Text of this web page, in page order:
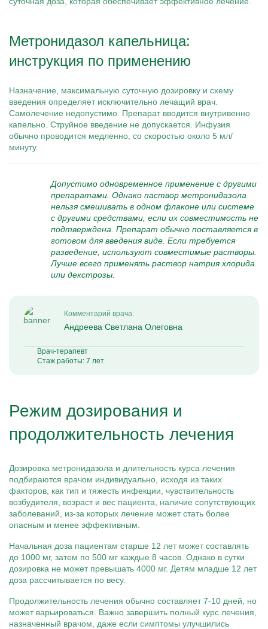
Метронидазол капельница:
инструкция по применению
Назначение, максимальную суточную дозировку и схему
введения определяет исключительно лечащий врач.
Самолечение недопустимо. Препарат вводится внутривенно
капельно. Струйное введение не допускается. Инфузия
обычно проводится медленно, со скоростью около 5 мл/
минуту.
Допустимо одновременное применение с другими
препаратами. Однако паствор метронидазола
нельзя смешивать в одном флаконе или системе
с другими средствами, если их совместимость не
подтверждена. Препарат обычно поставляется в
готовом для введения виде. Если требуется
разведение, используют совместимые растворы.
Лучше всего применять раствор натрия хлорида
или декстрозы.
Комментарий врача:
Андреева Светлана Олеговна
Врач-терапевт
Стаж работы: 7 лет
Режим дозирования и
продолжительность лечения
Дозировка метронидазола и длительность курса лечения
подбираются врачом индивидуально, исходя из таких
факторов, как тип и тяжесть инфекции, чувствительность
возбудителя, возраст и вес пациента, наличие сопутствующих
заболеваний, из-за которых лечение может стать более
опасным и менее эффективным.
Начальная доза пациентам старше 12 лет может составлять
до 1000 мг, затем по 500 мг каждые 8 часов. Однако в сутки
дозировка не может превышать 4000 мг. Детям младше 12 лет
доза рассчитывается по весу.
Продолжительность лечения обычно составляет 7-10 дней, но
может варьироваться. Важно завершить полный курс лечения,
назначенный врачом, даже если симптомы улучшились